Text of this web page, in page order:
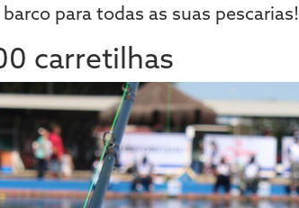
para todas as suas pescarias!
carretilhas